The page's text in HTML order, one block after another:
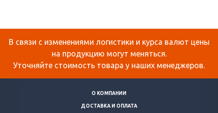
В связи с изменениями логистики и курса валют цены
на продукцию могут меняться.
Уточняйте стоимость товара у наших менеджеров.
О КОМПАНИИ
ДОСТАВКА И ОПЛАТА